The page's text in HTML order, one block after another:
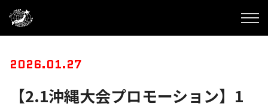
2026.01.27
【2.1沖縄大会プロモーション】1